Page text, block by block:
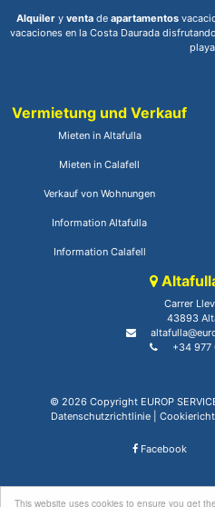
This website uses cookies to ensure you get
Alquilery ventade apartamentos
vacaciones en la Costa Daurada
Vermietung und Verkauf
Mieten in Altafulla
Mieten in Calafell
Verkauf von Wohnungen
Information Altafulla
Information Calafell
Carrer
43893
+34 977
© 2026 Copyright EUROP
Datenschutzrichtlinie
Facebook